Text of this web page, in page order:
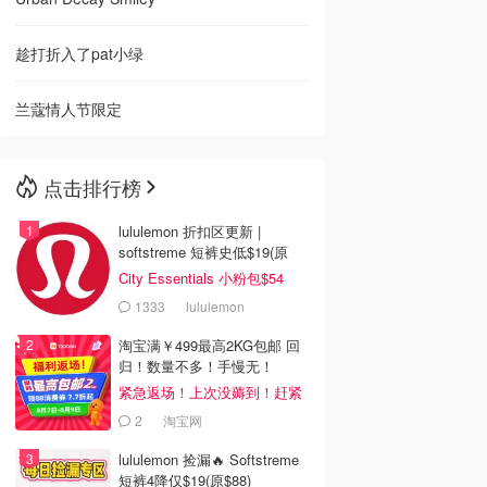
趁打折入了pat小绿
兰蔻情人节限定
点击排行榜
lululemon 折扣区更新 |
softstreme 短裤史低$19(原
$88)
City Essentials 小粉包$54
1333 lululemon
淘宝满￥499最高2KG包邮 回
归！数量不多！手慢无！
紧急返场！上次没薅到！赶紧
冲 2 淘宝网
lululemon 捡漏🔥 Softstreme
短裤4降仅$19(原$88)